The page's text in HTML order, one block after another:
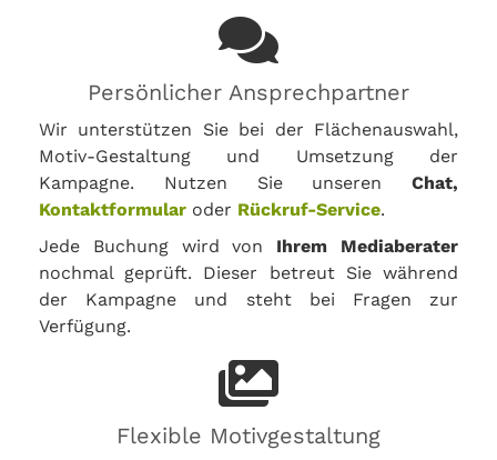
Persönlicher Ansprechpartner
Wir unterstützen Sie bei der Flächenauswahl,
Motiv-Gestaltung und Umsetzung der
Kampagne. Nutzen Sie unseren Chat,
Kontaktformular oder Rückruf-Service.
Jede Buchung wird von Ihrem Mediaberater
nochmal geprüft. Dieser betreut Sie während
der Kampagne und steht bei Fragen zur
Verfügung.
Flexible Motivgestaltung